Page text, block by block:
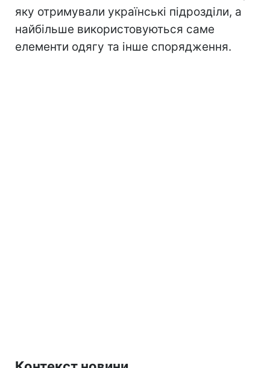
яку отримували українські підрозділи, а
найбільше використовуються саме
елементи одягу та інше спорядження.